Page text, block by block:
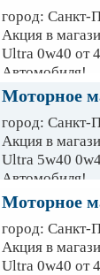
город: Санкт-
Акция в
Ultra 0w40 от
Автомобиля!
Моторное
город: Санкт-
Акция в
Ultra 5w40
Автомобиля!
Моторное
город: Санкт-
Акция в
Ultra 0w40 от